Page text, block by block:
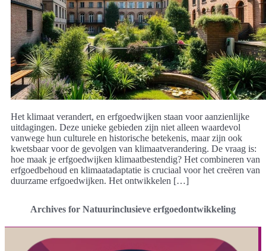
Het klimaat verandert, en erfgoedwijken staan voor aanzienlijke
uitdagingen. Deze unieke gebieden zijn niet alleen waardevol
vanwege hun culturele en historische betekenis, maar zijn ook
kwetsbaar voor de gevolgen van klimaatverandering. De vraag is:
hoe maak je erfgoedwijken klimaatbestendig? Het combineren van
erfgoedbehoud en klimaatadaptatie is cruciaal voor het creëren van
duurzame erfgoedwijken. Het ontwikkelen […]
Archives for Natuurinclusieve erfgoedontwikkeling